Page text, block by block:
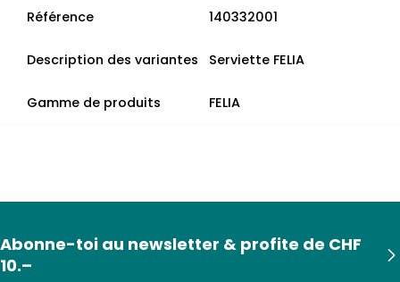
Référence 140332001
Description des variantes Serviette FELIA
Gamme de produits FELIA
Abonne-toi au newsletter & profite de CHF
10.–